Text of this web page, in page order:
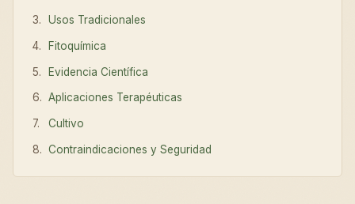
Usos Tradicionales
Fitoquímica
Evidencia Científica
Aplicaciones Terapéuticas
Cultivo
Contraindicaciones y Seguridad